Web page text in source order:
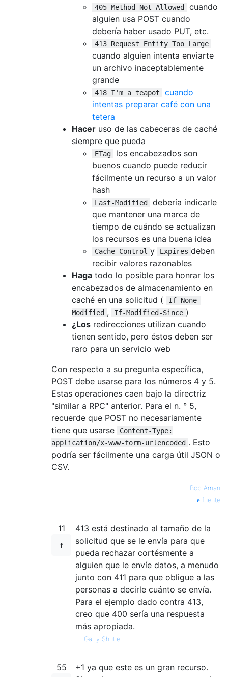
405 Method Not Allowed
cuando
alguien usa POST cuando
debería haber usado PUT, etc.
413 Request Entity Too Large
cuando alguien intenta enviarte
un archivo inaceptablemente
grande
418 I'm a teapot
cuando
intentas preparar café con una
tetera
Hacer uso de las cabeceras de caché
siempre que pueda
ETag
los encabezados son
buenos cuando puede reducir
fácilmente un recurso a un valor
hash
Last-Modified
debería indicarle
que mantener una marca de
tiempo de cuándo se actualizan
los recursos es una buena idea
Cache-Control y Expires deben
recibir valores razonables
Haga todo lo posible para honrar los
encabezados de almacenamiento en
caché en una solicitud (
If-None-
Modified , If-Modified-Since )
¿Los redirecciones utilizan cuando
tienen sentido, pero éstos deben ser
raro para un servicio web
Con respecto a su pregunta específica,
POST debe usarse para los números 4 y 5.
Estas operaciones caen bajo la directriz
"similar a RPC" anterior. Para el n. ° 5,
recuerde que POST no necesariamente
tiene que usarse
Content-Type:
application/x-www-form-urlencoded . Esto
podría ser fácilmente una carga útil JSON o
CSV.
— Bob Aman
fuente
11
413 está destinado al tamaño de la
solicitud que se le envía para que
pueda rechazar cortésmente a
alguien que le envíe datos, a menudo
junto con 411 para que obligue a las
personas a decirle cuánto se envía.
Para el ejemplo dado contra 413,
creo que 400 sería una respuesta
más apropiada.
— Garry Shutler
55
+1 ya que este es un gran recurso.